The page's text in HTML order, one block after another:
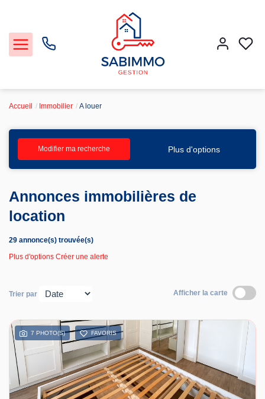
Notre Service Gestion et Location
Vendre
Agence
CGV
Accueil Immobilier A louer
Modifier ma recherche Plus d'options
Annonces immobilières de
location
29 annonce(s) trouvée(s)
Plus d'options Créer une alerte
Trier par Afficher la carte
7 PHOTO(S) FAVORIS